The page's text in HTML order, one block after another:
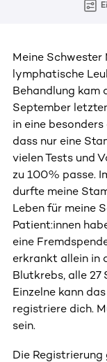
Meine Schwester
lymphatische
Behandlung kam
September
in eine
dass nur eine
vielen Tests und
zu 100% passe.
durfte meine
Leben für meine
Patient:innen
eine
erkrankt allein in
Blutkrebs, alle 27
Einzelne kann
registriere dich.
sein.
Die